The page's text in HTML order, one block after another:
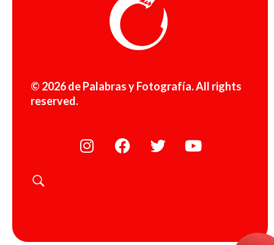
© 2026 de Palabras y Fotografía. All rights
reserved.